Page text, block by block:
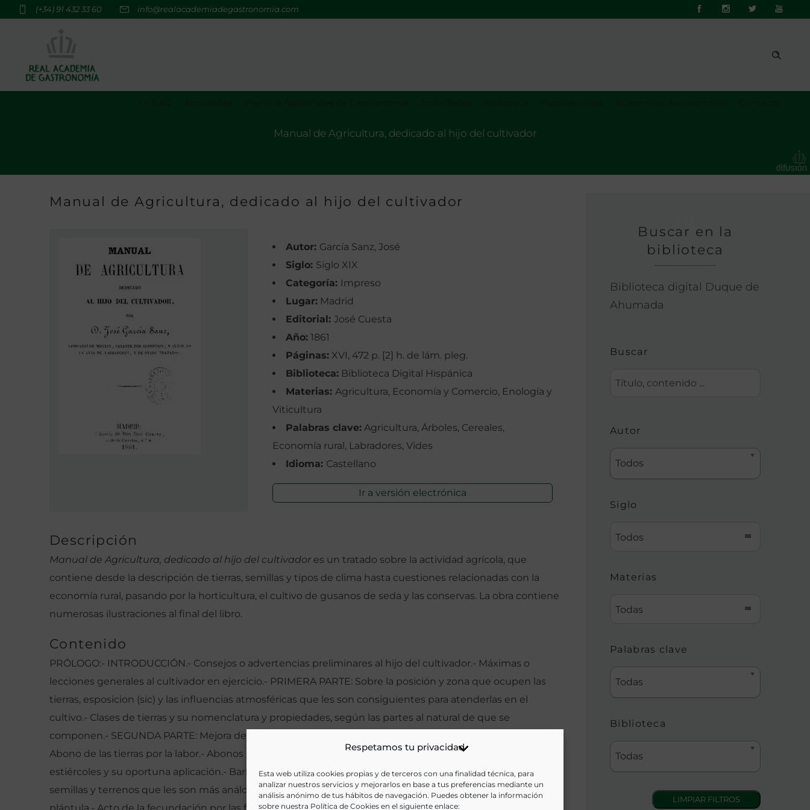
Respetamos tu privacidad
Esta web utiliza cookies propias y de terceros con una finalidad técnica, para
analizar nuestros servicios y mejorarlos en base a tus preferencias mediante un
análisis anónimo de tus hábitos de navegación. Puedes obtener la información
sobre nuestra Política de Cookies en el siguiente enlace:
(+34) 91 432 33 60 info@realacademiadegastronomia.com
Manual de Agricultura, dedicado al hijo del cultivador
Manual de Agricultura, dedicado al hijo del cultivador
Autor: García Sanz, José
Siglo: Siglo XIX
Categoría: Impreso
Lugar: Madrid
Editorial: José Cuesta
Año: 1861
Páginas: XVI, 472 p. [2] h. de lám. pleg.
Biblioteca: Biblioteca Digital Hispánica
Materias: Agricultura, Economía y Comercio, Enología y
Viticultura
Palabras clave: Agricultura, Árboles, Cereales,
Economía rural, Labradores, Vides
Idioma: Castellano
Ir a versión electrónica
Descripción
Manual de Agricultura, dedicado al hijo del cultivador es un tratado sobre la actividad agrícola, que
contiene desde la descripción de tierras, semillas y tipos de clima hasta cuestiones relacionadas con la
economía rural, pasando por la horticultura, el cultivo de gusanos de seda y las conservas. La obra contiene
numerosas ilustraciones al final del libro.
Contenido
PRÓLOGO:- INTRODUCCIÓN.- Consejos o advertencias preliminares al hijo del cultivador.- Máximas o
lecciones generales al cultivador en ejercicio.- PRIMERA PARTE: Sobre la posición y zona que ocupen las
tierras, esposicion (sic) y las influencias atmosféricas que les son consiguientes para atenderlas en el
cultivo.- Clases de tierras y su nomenclatura y propiedades, según las partes al natural de que se
componen.- SEGUNDA PARTE: Mejora de tierras por mezcla de las convenientes. Primer acto de abono.-
Abono de las tierras por la labor.- Abonos por estiércoles y aluviones.- Composición y aumento de
estiércoles y su oportuna aplicación.- Barbechos.- Semillas, su conservación, depuración y siembra.- Sigue
semillas y terrenos que les son más análogos.- Germinaciones ovípeda y vivípeda, y desarrollo de la
Buscar en la
biblioteca
Biblioteca digital Duque de
Ahumada
Buscar
Autor
Todos
Siglo
Todos
Materias
Todas
Palabras clave
Todas
Biblioteca
Todas